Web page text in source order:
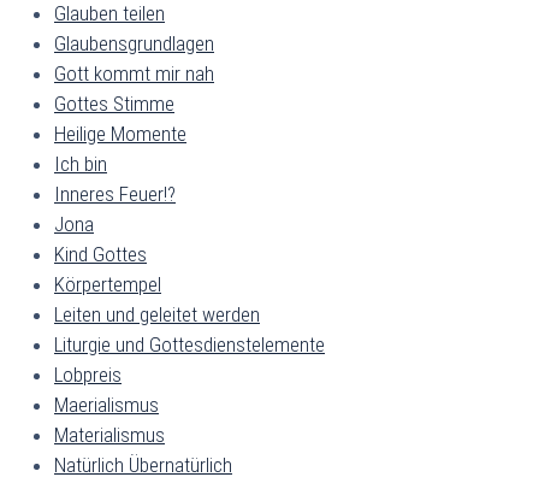
Glauben teilen
Glaubensgrundlagen
Gott kommt mir nah
Gottes Stimme
Heilige Momente
Ich bin
Inneres Feuer!?
Jona
Kind Gottes
Körpertempel
Leiten und geleitet werden
Liturgie und Gottesdienstelemente
Lobpreis
Maerialismus
Materialismus
Natürlich Übernatürlich